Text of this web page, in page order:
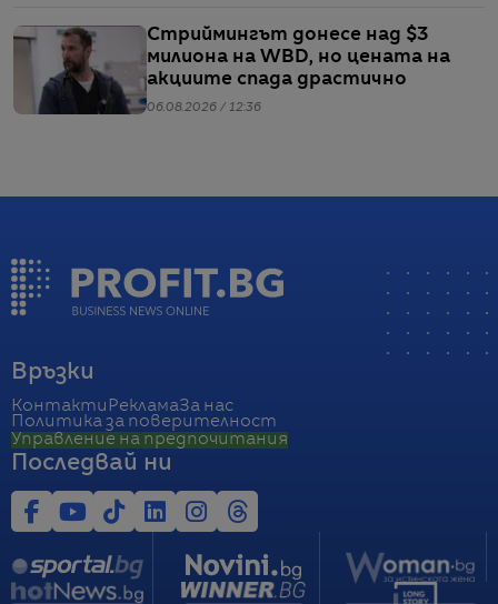
Стриймингът донесе над $3
милиона на WBD, но цената на
акциите спада драстично
06.08.2026 / 12:36
Връзки
Контакти РекламаЗа нас
Политика за поверителност
Управление на предпочитания
Последвай ни